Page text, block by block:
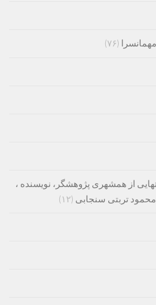
(۷۶)
از همشهری پژوهشگر، نویسنده ،
تربتی سنجابی (۱۲)